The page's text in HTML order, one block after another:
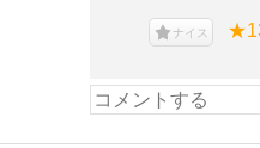
ナイス